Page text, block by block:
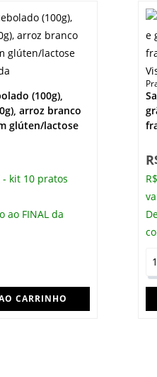
(100g),
arroz branco
glúten/lactose
- kit 10 pratos
ao FINAL da
CARRINHO